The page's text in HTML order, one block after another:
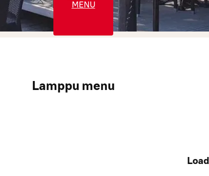
MENU
Lamppu menu